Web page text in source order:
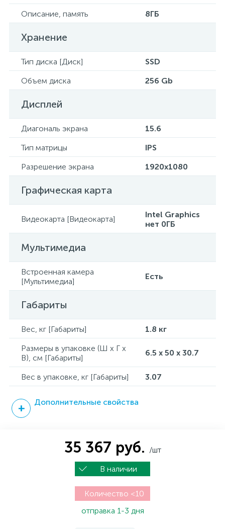
Описание, память
8ГБ
Хранение
Тип диска [Диск]
SSD
Объем диска
256 Gb
Дисплей
Диагональ экрана
15.6
Тип матрицы
IPS
Разрешение экрана
1920x1080
Графическая карта
Видеокарта [Видеокарта]
Intel Graphics
нет 0ГБ
Мультимедиа
Встроенная камера
[Мультимедиа]
Есть
Габариты
Вес, кг [Габариты]
1.8 кг
Размеры в упаковке (Ш x Г x
В), см [Габариты]
6.5 x 50 x 30.7
Вес в упаковке, кг [Габариты] 3.07
Дополнительные свойства
35 367 руб. /шт
В наличии
Количество <10
отправка 1-3 дня